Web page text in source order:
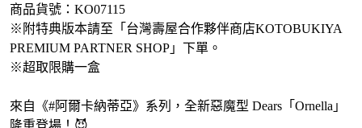
商品貨號：KO07115
※附特典版本請至「台灣壽屋合作夥伴商店KOTOBUKIYA
PREMIUM PARTNER SHOP」下單。
※超取限購一盒
來自《#阿爾卡納蒂亞》系列，全新惡魔型 Dears「Ornella」
隆重登場！😈